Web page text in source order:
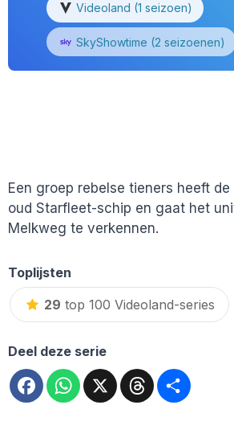
Videoland (1 seizoen)
SkyShowtime (2 seizoenen)
Een groep rebelse tieners heeft
oud Starfleet-schip en gaat het
Melkweg te verkennen.
Toplijsten
29 top 100 Videoland-series
Deel deze serie
FacebookWhatsApp
X Threads